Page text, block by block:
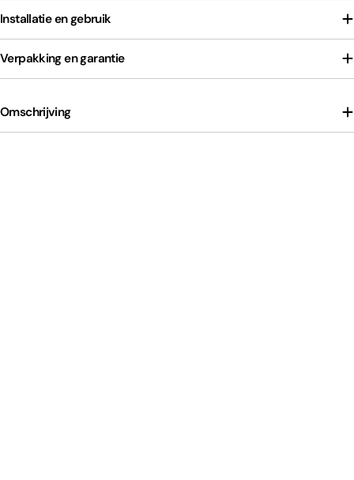
Installatie en gebruik
Verpakking en garantie
Omschrijving